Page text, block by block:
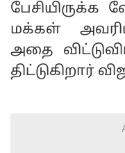
மக்கள்
அதை
திட்டுகிறார்